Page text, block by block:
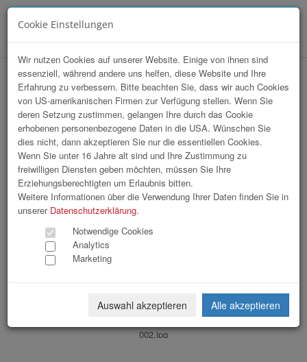
Wirtschaftsbund OÖ – Sommerfest 2026
002.jpg
Cookie Einstellungen
Wir nutzen Cookies auf unserer Website. Einige von ihnen sind
essenziell, während andere uns helfen, diese Website und Ihre
Erfahrung zu verbessern. Bitte beachten Sie, dass wir auch Cookies
von US-amerikanischen Firmen zur Verfügung stellen. Wenn Sie
deren Setzung zustimmen, gelangen Ihre durch das Cookie
erhobenen personenbezogene Daten in die USA. Wünschen Sie
dies nicht, dann akzeptieren Sie nur die essentiellen Cookies.
Wenn Sie unter 16 Jahre alt sind und Ihre Zustimmung zu
freiwilligen Diensten geben möchten, müssen Sie Ihre
Erziehungsberechtigten um Erlaubnis bitten.
Weitere Informationen über die Verwendung Ihrer Daten finden Sie in
unserer Datenschutzerklärung.
Notwendige Cookies
Analytics
Marketing
Auswahl akzeptieren Alle akzeptieren